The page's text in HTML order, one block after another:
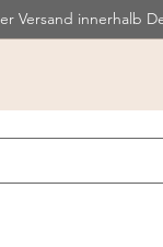
Versand innerhalb